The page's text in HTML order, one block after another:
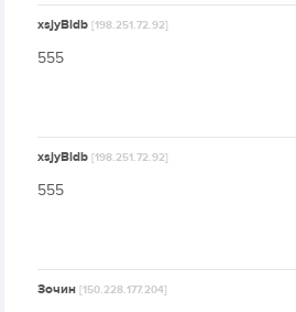
xsjyBldb[198.251.72.92]
555
xsjyBldb[198.251.72.92]
555
Зочин[150.228.177.204]